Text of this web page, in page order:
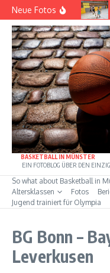
Zum Inhalt springen
Neue Fotos
BG Göttingen
BASKETBALL IN MÜNSTER
EIN FOTOBLOG ÜBER DEN
So what about Basketball in
Altersklassen
Fotos
Jugend trainiert für Olympia
BG Bonn –
Leverkusen